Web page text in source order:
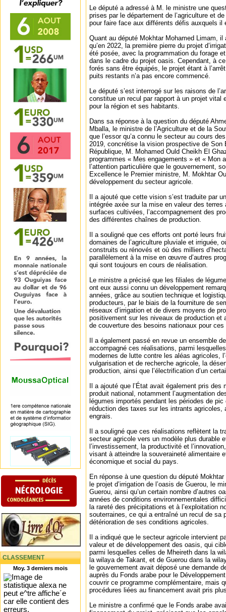
CLASSEMENT
Moy. 3 derniers mois
Le député a adressé à M. le ministre une
prises par le département de l’agriculture et
pour faire face aux différents défis auxquels il
Quant au député Mokhtar Mohamed Limam,
qu’en 2022, la première pierre du projet
été posée, avec la programmation du forage
dans le cadre du projet oasis. Cependant, à
forés sans être équipés, le projet étant à
puits restants n’a pas encore commencé.
Le député s’est interrogé sur les raisons de
constitue un recul par rapport à un projet vital
pour la région et ses habitants.
Dans sa réponse à la question du député
Mballa, le ministre de l’Agriculture et de la
que l’essor qu’a connu le secteur au cours
2019, concrétise la vision prospective de Son
République, M. Mohamed Ould Cheikh El
programmes « Mes engagements » et « Mon
l’attention particulière que le gouvernement,
Excellence le Premier ministre, M. Mokhtar
développement du secteur agricole.
Il a ajouté que cette vision s’est traduite par
intégrée axée sur la mise en valeur des terres
surfaces cultivées, l’accompagnement des
des différentes chaînes de production.
Il a souligné que ces efforts ont porté leurs
domaines de l’agriculture pluviale et irriguée,
construits ou rénovés et où des milliers
parallèlement à la mise en œuvre d’autres
qui sont toujours en cours de réalisation.
Le ministre a précisé que les filiales de
ont eux aussi connu un développement
années, grâce au soutien technique et
producteurs, par le biais de la fourniture de
réseaux d’irrigation et de divers moyens de
positivement sur les niveaux de production et
de couverture des besoins nationaux pour ces
Il a également passé en revue un ensemble
accompagné ces réalisations, parmi
modernes de lutte contre les aléas agricoles,
vulgarisation et de recherche agricole, la
production, ainsi que l’électrification d’un
Il a ajouté que l’État avait également pris des
produit national, notamment l’augmentation
légumes importés pendant les périodes de
réduction des taxes sur les intrants agricoles,
engrais.
Il a souligné que ces réalisations reflètent la
secteur agricole vers un modèle plus durable
l’investissement, la productivité et
visant à atteindre la souveraineté alimentaire
économique et social du pays.
En réponse à une question du député
le projet d’irrigation de l’oasis de Guerou, le
Guerou, ainsi qu’un certain nombre d’autres
années de conditions environnementales
la rareté des précipitations et à l’exploitation
souterraines, ce qui a entraîné un recul de sa
détérioration de ses conditions agricoles.
Il a indiqué que le secteur agricole intervient
valeur et de développement des oasis, qui
parmi lesquelles celles de Mheireth dans la
la wilaya de Takant, et de Guerou dans la
le gouvernement avait déposé une demande
auprès du Fonds arabe pour le
couvrir ce programme complémentaire, mais
procédures liées au financement avait pris
Le ministre a confirmé que le Fonds arabe